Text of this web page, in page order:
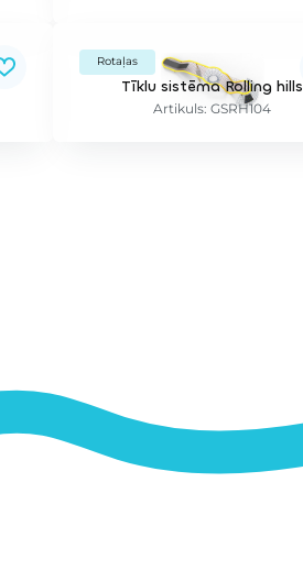
Rotaļas
Tīklu sistēma Rolling hills
Artikuls: GSRH104